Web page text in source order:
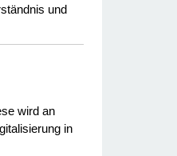
und
wird an
in